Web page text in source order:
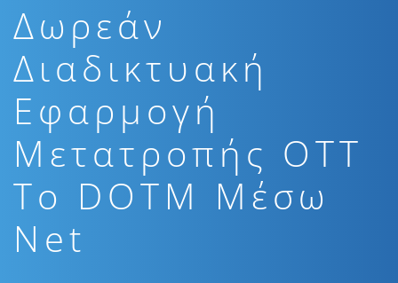
Δωρεάν
Διαδικτυακή
Εφαρμογή
Μετατροπής OTT
To DOTM Μέσω
Net